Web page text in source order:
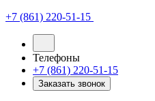
+7 (861) 220-51-15
Телефоны
+7 (861) 220-51-15
Заказать звонок